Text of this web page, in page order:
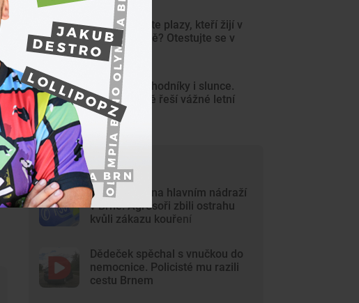
KVÍZ: Poznáte plazy, kteří žijí v
české přírodě? Otestujte se v
kvízu
Rozpálené chodníky i slunce.
Lékaři v Brně řeší vážné letní
popáleniny
Nejčtenější články
Krvavý útok na hlavním nádraží
v Brně. Agresoři zbili ostrahu
kvůli zákazu kouření
Dědeček spěchal s vnučkou do
nemocnice. Policisté mu razili
cestu Brnem